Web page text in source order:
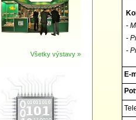
Všetky výstavy »
-
-
-
E-